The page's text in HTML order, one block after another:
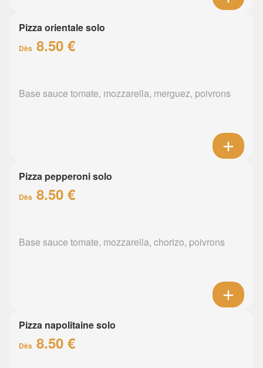
Pizza orientale solo
Dès 8.50 €
Base sauce tomate, mozzarella, merguez, poivrons
Pizza pepperoni solo
Dès 8.50 €
Base sauce tomate, mozzarella, chorizo, poivrons
Pizza napolitaine solo
Dès 8.50 €